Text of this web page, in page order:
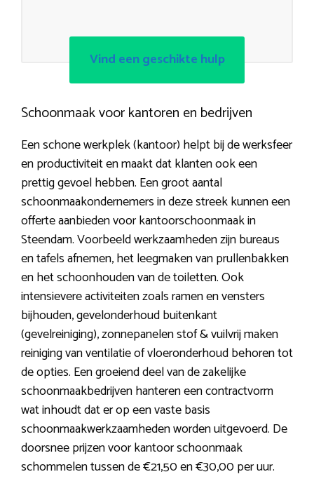
Vind een geschikte hulp
Schoonmaak voor kantoren en bedrijven
Een schone werkplek (kantoor) helpt bij de werksfeer
en productiviteit en maakt dat klanten ook een
prettig gevoel hebben. Een groot aantal
schoonmaakondernemers in deze streek kunnen een
offerte aanbieden voor kantoorschoonmaak in
Steendam. Voorbeeld werkzaamheden zijn bureaus
en tafels afnemen, het leegmaken van prullenbakken
en het schoonhouden van de toiletten. Ook
intensievere activiteiten zoals ramen en vensters
bijhouden, gevelonderhoud buitenkant
(gevelreiniging), zonnepanelen stof & vuilvrij maken
reiniging van ventilatie of vloeronderhoud behoren tot
de opties. Een groeiend deel van de zakelijke
schoonmaakbedrijven hanteren een contractvorm
wat inhoudt dat er op een vaste basis
schoonmaakwerkzaamheden worden uitgevoerd. De
doorsnee prijzen voor kantoor schoonmaak
schommelen tussen de €21,50 en €30,00 per uur.